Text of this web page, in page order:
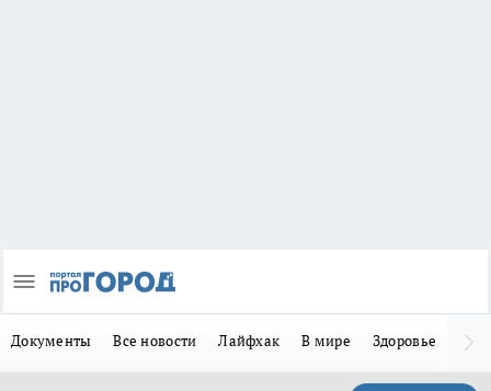
Документы Все новости Лайфхак В мире Здоровье